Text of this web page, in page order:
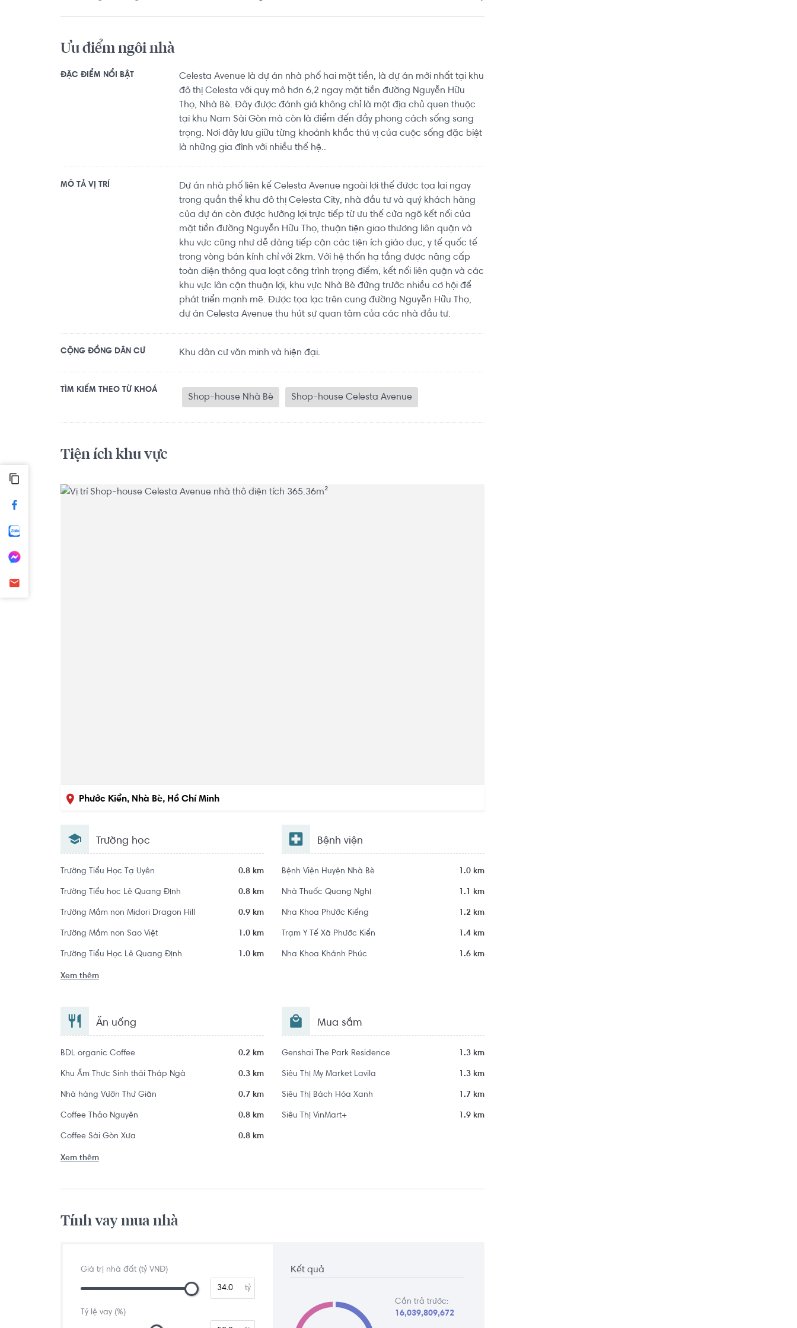
Dật Tiên khoảng 2.3km, The New Gym khoảng 4.0km. Tọa lạc tại vị trí thuận tiện di chuyển với đầy
Ưu điểm ngôi nhà
ĐẶC ĐIỂM NỔI BẬT
Celesta Avenue là dự án nhà phố hai mặt tiền, là dự án mới nhất tại khu
đô thị Celesta với quy mô hơn 6,2 ngay mặt tiền đường Nguyễn Hữu
Thọ, Nhà Bè. Đây được đánh giá không chỉ là một địa chủ quen thuộc
tại khu Nam Sài Gòn mà còn là điểm đến đầy phong cách sống sang
trọng. Nơi đây lưu giữu từng khoảnh khắc thú vị của cuộc sống đặc biệt
là những gia đình với nhiều thế hệ..
MÔ TẢ VỊ TRÍ
Dự án nhà phố liên kế Celesta Avenue ngoài lợi thế được tọa lại ngay
trong quần thể khu đô thị Celesta City, nhà đầu tư và quý khách hàng
của dự án còn được hưởng lợi trực tiếp từ ưu thế cửa ngõ kết nối của
mặt tiền đường Nguyễn Hữu Thọ, thuận tiện giao thương liên quận và
khu vực cũng như dễ dàng tiếp cận các tiện ích giáo dục, y tế quốc tế
trong vòng bán kính chỉ với 2km. Với hệ thốn hạ tầng được nâng cấp
toàn diện thông qua loạt công trình trọng điểm, kết nối liên quận và các
khu vực lân cận thuận lợi, khu vực Nhà Bè đứng trước nhiều cơ hội để
phát triển mạnh mẽ. Được tọa lạc trên cung đường Nguyễn Hữu Thọ,
dự án Celesta Avenue thu hút sự quan tâm của các nhà đầu tư.
CỘNG ĐỒNG DÂN CƯ Khu dân cư văn minh và hiện đại.
TÌM KIẾM THEO TỪ KHOÁ
Shop-house Nhà Bè Shop-house Celesta Avenue
Tiện ích khu vực
Phước Kiển, Nhà Bè, Hồ Chí Minh
Trường học
Trường Tiểu Học Tạ Uyên 0.8 km
Trường Tiểu học Lê Quang Định 0.8 km
Trường Mầm non Midori Dragon Hill 0.9 km
Trường Mầm non Sao Việt 1.0 km
Trường Tiểu Học Lê Quang Định 1.0 km
Xem thêm
Bệnh viện
Bệnh Viện Huyện Nhà Bè 1.0 km
Nhà Thuốc Quang Nghị 1.1 km
Nha Khoa Phước Kiểng 1.2 km
Trạm Y Tế Xã Phước Kiển 1.4 km
Nha Khoa Khánh Phúc 1.6 km
Ăn uống
BDL organic Coffee 0.2 km
Khu Ẩm Thực Sinh thái Tháp Ngà 0.3 km
Nhà hàng Vườn Thư Giãn 0.7 km
Coffee Thảo Nguyên 0.8 km
Coffee Sài Gòn Xưa 0.8 km
Xem thêm
Mua sắm
Genshai The Park Residence 1.3 km
Siêu Thị My Market Lavila 1.3 km
Siêu Thị Bách Hóa Xanh 1.7 km
Siêu Thị VinMart+ 1.9 km
Tính vay mua nhà
Giá trị nhà đất (tỷ VNĐ)
tỷ
Tỷ lệ vay (%)
Kết quả
Cần trả trước:
16,039,809,672